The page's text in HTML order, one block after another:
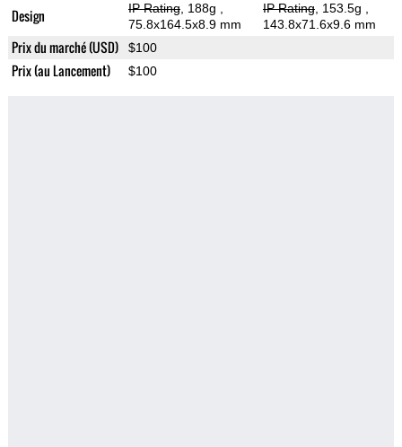
Design IP Rating, 188g
75.8x164.5x8.9 mm
IP Rating, 153.5g
143.8x71.6x9.6 mm
Prix du marché (USD) $100
Prix (au Lancement) $100